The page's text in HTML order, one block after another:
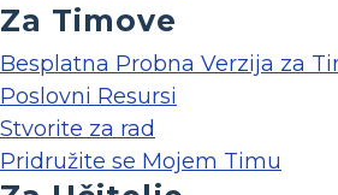
Za Timove
Besplatna Probna Verzija za
Poslovni Resursi
Stvorite za rad
Pridružite se Mojem Timu